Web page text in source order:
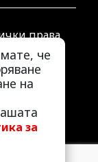
че
на
за
права